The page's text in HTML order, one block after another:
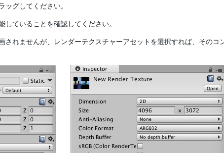
ッグしてください。
していることを確認してください。
されませんが、レンダーテクスチャーアセットを選択すれば、その